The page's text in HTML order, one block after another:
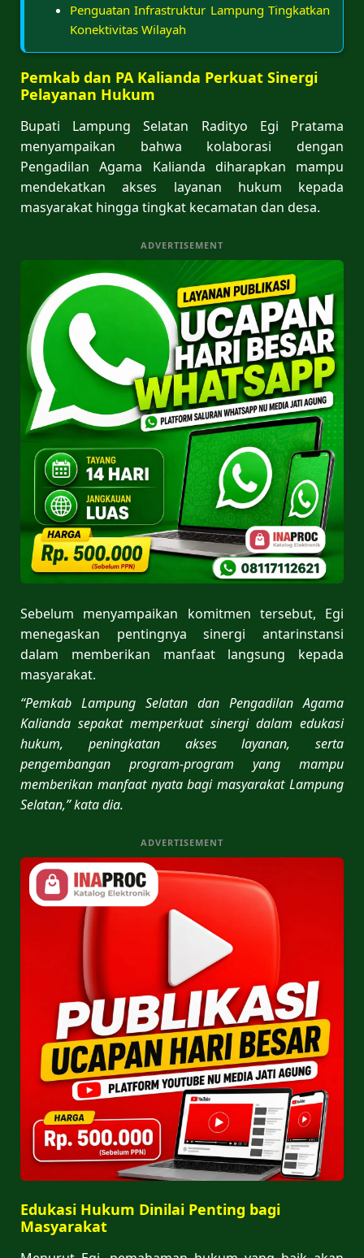
Penguatan Infrastruktur Lampung Tingkatkan
Konektivitas Wilayah
Pemkab dan PA Kalianda Perkuat Sinergi
Pelayanan Hukum
Bupati Lampung Selatan Radityo Egi Pratama
menyampaikan bahwa kolaborasi dengan
Pengadilan Agama Kalianda diharapkan mampu
mendekatkan akses layanan hukum kepada
masyarakat hingga tingkat kecamatan dan desa.
ADVERTISEMENT
Sebelum menyampaikan komitmen tersebut, Egi
menegaskan pentingnya sinergi antarinstansi
dalam memberikan manfaat langsung kepada
masyarakat.
“Pemkab Lampung Selatan dan Pengadilan Agama
Kalianda sepakat memperkuat sinergi dalam edukasi
hukum, peningkatan akses layanan, serta
pengembangan program-program yang mampu
memberikan manfaat nyata bagi masyarakat Lampung
Selatan,” kata dia.
ADVERTISEMENT
Edukasi Hukum Dinilai Penting bagi
Masyarakat